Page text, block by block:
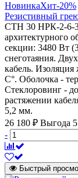
НовинкаХит-20%
Резистивный
СТН 30 НРК-2-6-
архитектурного
секции: 3480 Вт
снеготаяния.
кабель. Изоляция
С°. Оболочка -
Стеклоровинг -
растяжении
5,2 мм.
26 180 ₽ Выгода
-
Быстрый